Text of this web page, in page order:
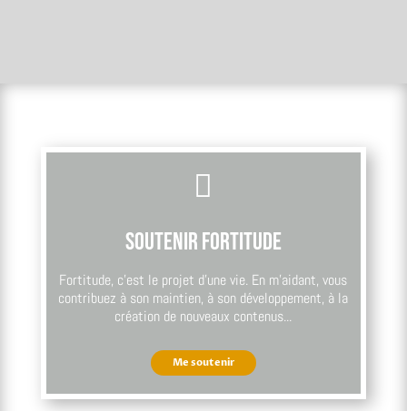

Soutenir Fortitude
Fortitude, c’est le projet d’une vie. En m’aidant, vous
contribuez à son maintien, à son développement, à la
création de nouveaux contenus...
Me soutenir